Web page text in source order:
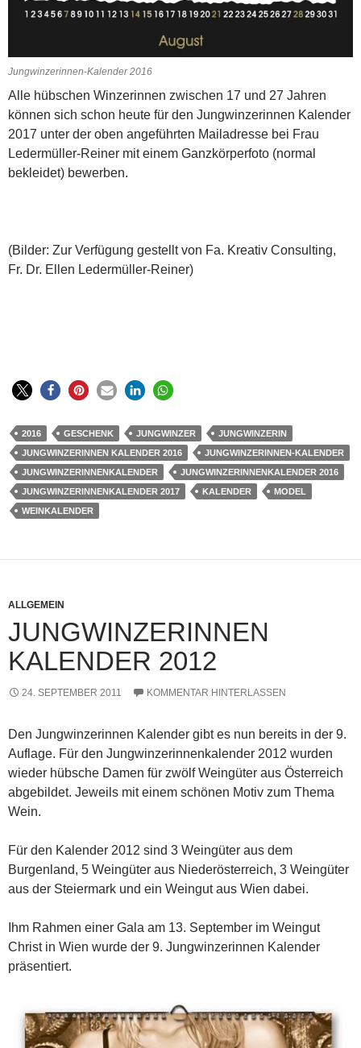
Jungwinzerinnen-Kalender 2016
Alle hübschen Winzerinnen zwischen 17 und 27 Jahren
können sich schon heute für den Jungwinzerinnen Kalender
2017 unter der oben angeführten Mailadresse bei Frau
Ledermüller-Reiner mit einem Ganzkörperfoto (normal
bekleidet) bewerben.
(Bilder: Zur Verfügung gestellt von Fa. Kreativ Consulting,
Fr. Dr. Ellen Ledermüller-Reiner)
2016 GESCHENK JUNGWINZER
JUNGWINZERIN
JUNGWINZERINNEN KALENDER 2016
JUNGWINZERINNEN-KALENDER
JUNGWINZERINNENKALENDER
JUNGWINZERINNENKALENDER 2016
JUNGWINZERINNENKALENDER 2017
KALENDER
MODEL
WEINKALENDER
ALLGEMEIN
JUNGWINZERINNEN
KALENDER 2012
24. SEPTEMBER 2011 KOMMENTAR HINTERLASSEN
Den Jungwinzerinnen Kalender gibt es nun bereits in der 9.
Auflage. Für den Jungwinzerinnenkalender 2012 wurden
wieder hübsche Damen für zwölf Weingüter aus Österreich
abgebildet. Jeweils mit einem schönen Motiv zum Thema
Wein.
Für den Kalender 2012 sind 3 Weingüter aus dem
Burgenland, 5 Weingüter aus Niederösterreich, 3 Weingüter
aus der Steiermark und ein Weingut aus Wien dabei.
Ihm Rahmen einer Gala am 13. September im Weingut
Christ in Wien wurde der 9. Jungwinzerinnen Kalender
präsentiert.